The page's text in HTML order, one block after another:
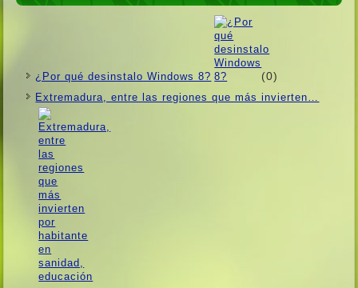
¿Por qué desinstalo Windows 8? (0)
Extremadura, entre las regiones que más invierten…